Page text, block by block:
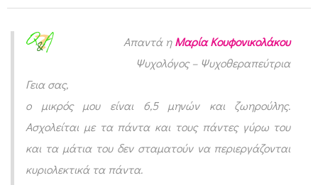
Απαντά ηΜαρία Κουφονικολάκου
Ψυχολόγος – Ψυχοθεραπεύτρια
Γεια σας,
ο μικρός μου είναι 6,5 μηνών και ζωηρούλης.
Ασχολείται με τα πάντα και τους πάντες γύρω του
και τα μάτια του δεν σταματούν να περιεργάζονται
κυριολεκτικά τα πάντα.